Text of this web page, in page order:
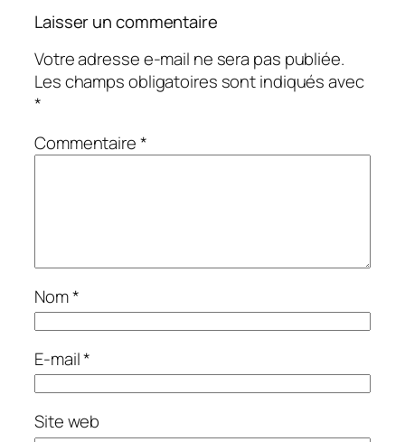
Laisser un commentaire
Votre adresse e-mail ne sera pas publiée.
Les champs obligatoires sont indiqués avec
*
Commentaire*
Nom*
E-mail*
Site web